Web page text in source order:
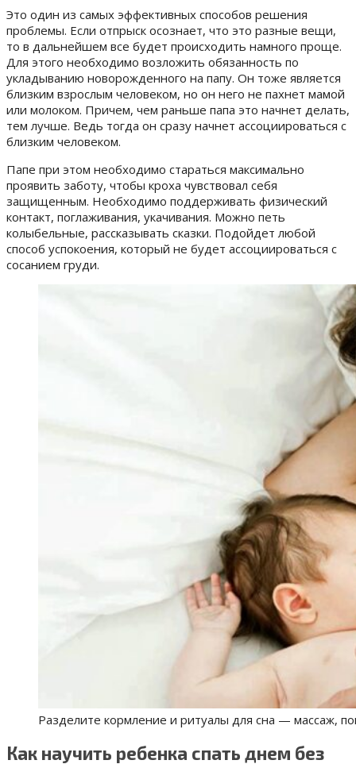
Это один из самых эффективных способов решения
проблемы. Если отпрыск осознает, что это разные вещи,
то в дальнейшем все будет происходить намного проще.
Для этого необходимо возложить обязанность по
укладыванию новорожденного на папу. Он тоже является
близким взрослым человеком, но он него не пахнет мамой
или молоком. Причем, чем раньше папа это начнет делать,
тем лучше. Ведь тогда он сразу начнет ассоциироваться с
близким человеком.
Папе при этом необходимо стараться максимально
проявить заботу, чтобы кроха чувствовал себя
защищенным. Необходимо поддерживать физический
контакт, поглаживания, укачивания. Можно петь
колыбельные, рассказывать сказки. Подойдет любой
способ успокоения, который не будет ассоциироваться с
сосанием груди.
Разделите кормление и ритуалы для сна — массаж,
Как научить ребенка спать днем без